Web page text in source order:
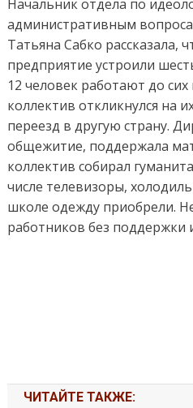
Начальник отдела по
административным
Татьяна Сабко рассказала,
предприятие устроили
12 человек работают до
коллектив откликнулся на
переезд в другую страну.
общежитие, поддержала
коллектив собирал
числе телевизоры,
школе одежду приобрели.
работников без поддержки
ЧИТАЙТЕ ТАКЖЕ: